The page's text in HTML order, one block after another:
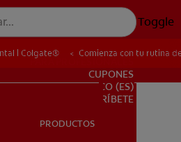
Toggle
PARA PROFESIONALES
CUPONES
CO (ES)
SUSCRÍBETE
PRODUCTOS
| Colgate® Comienza con tu rutina